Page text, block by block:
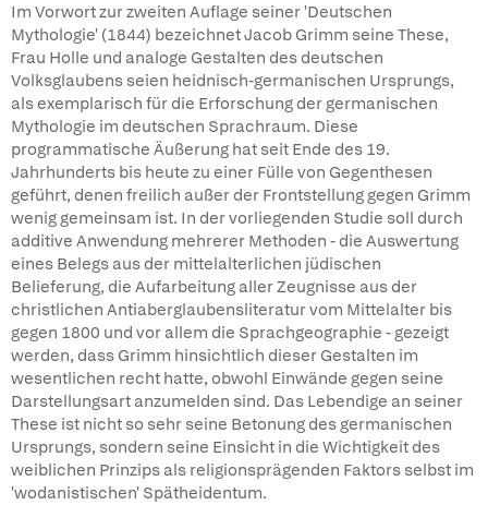
Im Vorwort zur zweiten Auflage seiner 'Deutschen
Mythologie' (1844) bezeichnet Jacob Grimm seine These,
Frau Holle und analoge Gestalten des deutschen
Volksglaubens seien heidnisch-germanischen Ursprungs,
als exemplarisch für die Erforschung der germanischen
Mythologie im deutschen Sprachraum. Diese
programmatische Äußerung hat seit Ende des 19.
Jahrhunderts bis heute zu einer Fülle von Gegenthesen
geführt, denen freilich außer der Frontstellung gegen Grimm
wenig gemeinsam ist. In der vorliegenden Studie soll durch
additive Anwendung mehrerer Methoden - die Auswertung
eines Belegs aus der mittelalterlichen jüdischen
Belieferung, die Aufarbeitung aller Zeugnisse aus der
christlichen Antiaberglaubensliteratur vom Mittelalter bis
gegen 1800 und vor allem die Sprachgeographie - gezeigt
werden, dass Grimm hinsichtlich dieser Gestalten im
wesentlichen recht hatte, obwohl Einwände gegen seine
Darstellungsart anzumelden sind. Das Lebendige an seiner
These ist nicht so sehr seine Betonung des germanischen
Ursprungs, sondern seine Einsicht in die Wichtigkeit des
weiblichen Prinzips als religionsprägenden Faktors selbst im
'wodanistischen' Spätheidentum.